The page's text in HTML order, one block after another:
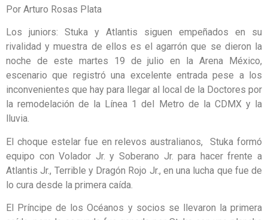
Por Arturo Rosas Plata
Los juniors: Stuka y Atlantis siguen empeñados en su
rivalidad y muestra de ellos es el agarrón que se dieron la
noche de este martes 19 de julio en la Arena México,
escenario que registró una excelente entrada pese a los
inconvenientes que hay para llegar al local de la Doctores por
la remodelación de la Línea 1 del Metro de la CDMX y la
lluvia.
El choque estelar fue en relevos australianos,
Stuka formó
equipo con Volador Jr. y Soberano Jr. para hacer frente a
Atlantis Jr., Terrible y Dragón Rojo Jr., en una lucha que fue de
lo cura desde la primera caída.
El Príncipe de los Océanos y socios se llevaron la primera